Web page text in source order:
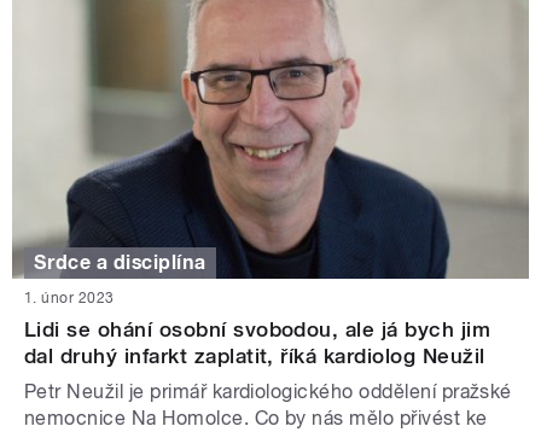
Srdce a disciplína
1. únor 2023
Lidi se ohání osobní svobodou, ale já bych jim
dal druhý infarkt zaplatit, říká kardiolog Neužil
Petr Neužil je primář kardiologického oddělení pražské
nemocnice Na Homolce. Co by nás mělo přivést ke